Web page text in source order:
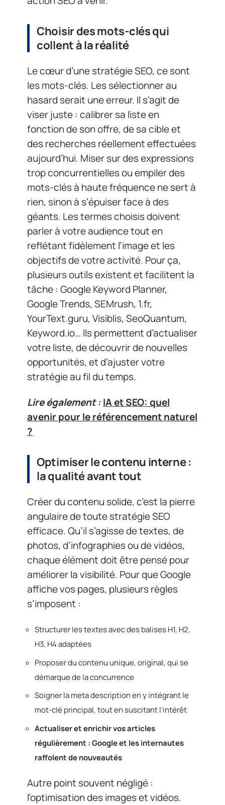
Choisir des mots-clés qui
collent à la réalité
Le cœur d’une stratégie SEO, ce sont
les mots-clés. Les sélectionner au
hasard serait une erreur. Il s’agit de
viser juste : calibrer sa liste en
fonction de son offre, de sa cible et
des recherches réellement effectuées
aujourd’hui. Miser sur des expressions
trop concurrentielles ou empiler des
mots-clés à haute fréquence ne sert à
rien, sinon à s’épuiser face à des
géants. Les termes choisis doivent
parler à votre audience tout en
reflétant fidèlement l’image et les
objectifs de votre activité. Pour ça,
plusieurs outils existent et facilitent la
tâche : Google Keyword Planner,
Google Trends, SEMrush, 1.fr,
YourText.guru, Visiblis, SeoQuantum,
Keyword.io… Ils permettent d’actualiser
votre liste, de découvrir de nouvelles
opportunités, et d’ajuster votre
stratégie au fil du temps.
Lire également :IA et SEO: quel
avenir pour le référencement naturel
?
Optimiser le contenu interne :
la qualité avant tout
Créer du contenu solide, c’est la pierre
angulaire de toute stratégie SEO
efficace. Qu’il s’agisse de textes, de
photos, d’infographies ou de vidéos,
chaque élément doit être pensé pour
améliorer la visibilité. Pour que Google
affiche vos pages, plusieurs règles
s’imposent :
Structurer les textes avec des balises H1, H2,
H3, H4 adaptées
Proposer du contenu unique, original, qui se
démarque de la concurrence
Soigner la meta description en y intégrant le
mot-clé principal, tout en suscitant l’intérêt
Actualiser et enrichir vos articles
régulièrement : Google et les internautes
raffolent de nouveautés
Autre point souvent négligé :
l’optimisation des images et vidéos.